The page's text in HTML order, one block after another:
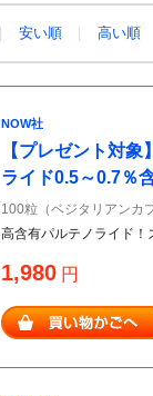
安い順 高い順
NOW社
【プレゼント対
ライド0.5～0.7％
100粒（ベジタリアン
高含有パルテノライド
1,980 円